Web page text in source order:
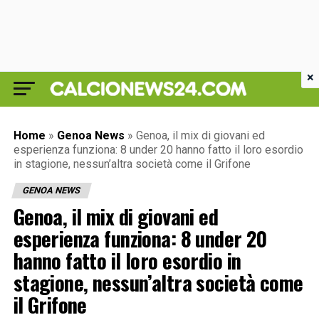
Home » Genoa News » Genoa, il mix di giovani ed
esperienza funziona: 8 under 20 hanno fatto il loro esordio
in stagione, nessun’altra società come il Grifone
GENOA NEWS
Genoa, il mix di giovani ed
esperienza funziona: 8 under 20
hanno fatto il loro esordio in
stagione, nessun’altra società come
il Grifone
×